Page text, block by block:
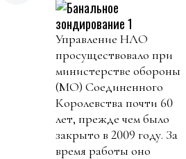
Управление НЛО
просуществовало при
министерстве обороны
(МО) Соединенного
Королевства почти 60
лет, прежде чем было
закрыто в 2009 году. За
время работы оно